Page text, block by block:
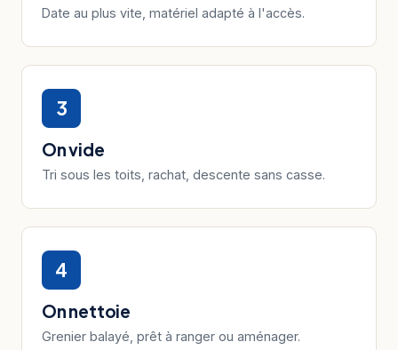
Date au plus vite, matériel adapté à l'accès.
3
On vide
Tri sous les toits, rachat, descente sans casse.
4
On nettoie
Grenier balayé, prêt à ranger ou aménager.